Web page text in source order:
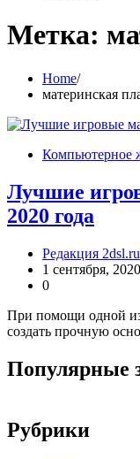
Метка:
Home
материнская
Компьютерное
Лучшие
2020 года
Редакция 2dsl.ru
1 сентября, 2020
0
При помощи одной
создать прочную
Популярные
Рубрики